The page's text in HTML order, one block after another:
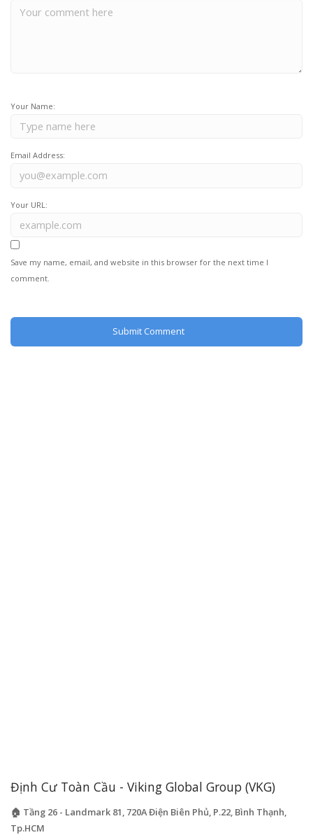
Your Name:
Email Address:
Your URL:
Save my name, email, and website in this browser for the next time I
comment.
Định Cư Toàn Cầu - Viking Global Group (VKG)
🏠 Tầng 26 - Landmark 81, 720A Điện Biên Phủ, P.22, Bình Thạnh,
Tp.HCM